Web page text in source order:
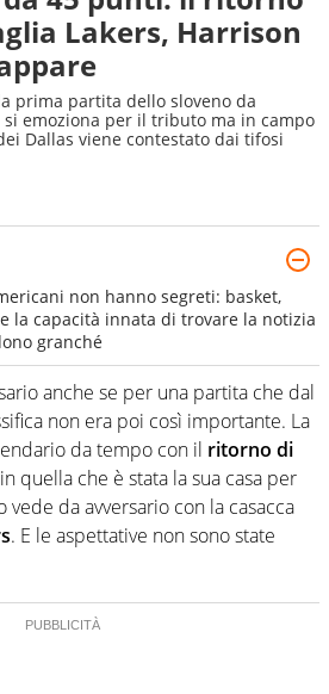
Lakers, Harrison
prima partita dello sloveno da
si emoziona per il tributo ma in campo
Dallas viene contestato dai tifosi
non hanno segreti: basket,
la capacità innata di trovare la notizia
granché
anche se per una partita che dal
non era poi così importante. La
da tempo con il ritorno di
in quella che è stata la sua casa per
vede da avversario con la casacca
. E le aspettative non sono state